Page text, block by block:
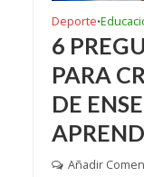
Deporte•
6
PARA
DE
Añadir